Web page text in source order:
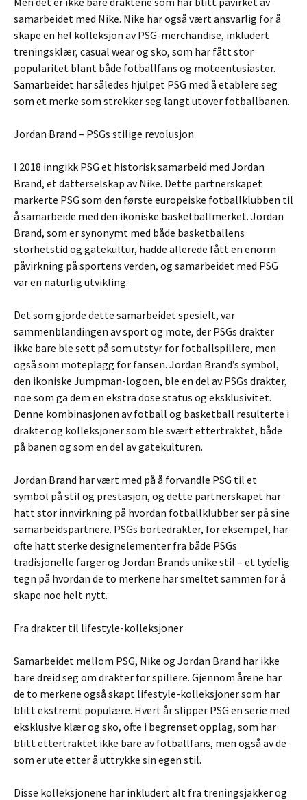
samarbeidet med Nike. Nike har også vært ansvarlig for å
skape en hel kolleksjon av PSG-merchandise, inkludert
treningsklær, casual wear og sko, som har fått stor
popularitet blant både fotballfans og moteentusiaster.
Samarbeidet har således hjulpet PSG med å etablere seg
som et merke som strekker seg langt utover fotballbanen.
Jordan Brand – PSGs stilige revolusjon
I 2018 inngikk PSG et historisk samarbeid med Jordan
Brand, et datterselskap av Nike. Dette partnerskapet
markerte PSG som den første europeiske fotballklubben til
å samarbeide med den ikoniske basketballmerket. Jordan
Brand, som er synonymt med både basketballens
storhetstid og gatekultur, hadde allerede fått en enorm
påvirkning på sportens verden, og samarbeidet med PSG
var en naturlig utvikling.
Det som gjorde dette samarbeidet spesielt, var
sammenblandingen av sport og mote, der PSGs drakter
ikke bare ble sett på som utstyr for fotballspillere, men
også som moteplagg for fansen. Jordan Brand’s symbol,
den ikoniske Jumpman-logoen, ble en del av PSGs drakter,
noe som ga dem en ekstra dose status og eksklusivitet.
Denne kombinasjonen av fotball og basketball resulterte i
drakter og kolleksjoner som ble svært ettertraktet, både
på banen og som en del av gatekulturen.
Jordan Brand har vært med på å forvandle PSG til et
symbol på stil og prestasjon, og dette partnerskapet har
hatt stor innvirkning på hvordan fotballklubber ser på sine
samarbeidspartnere. PSGs bortedrakter, for eksempel, har
ofte hatt sterke designelementer fra både PSGs
tradisjonelle farger og Jordan Brands unike stil – et tydelig
tegn på hvordan de to merkene har smeltet sammen for å
skape noe helt nytt.
Fra drakter til lifestyle-kolleksjoner
Samarbeidet mellom PSG, Nike og Jordan Brand har ikke
bare dreid seg om drakter for spillere. Gjennom årene har
de to merkene også skapt lifestyle-kolleksjoner som har
blitt ekstremt populære. Hvert år slipper PSG en serie med
eksklusive klær og sko, ofte i begrenset opplag, som har
blitt ettertraktet ikke bare av fotballfans, men også av de
som er ute etter å uttrykke sin egen stil.
Disse kolleksjonene har inkludert alt fra treningsjakker og